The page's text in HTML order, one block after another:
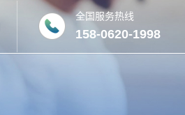
全国服务热线
158-0620-1998